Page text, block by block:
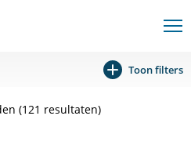
Toon filters
(121 resultaten)